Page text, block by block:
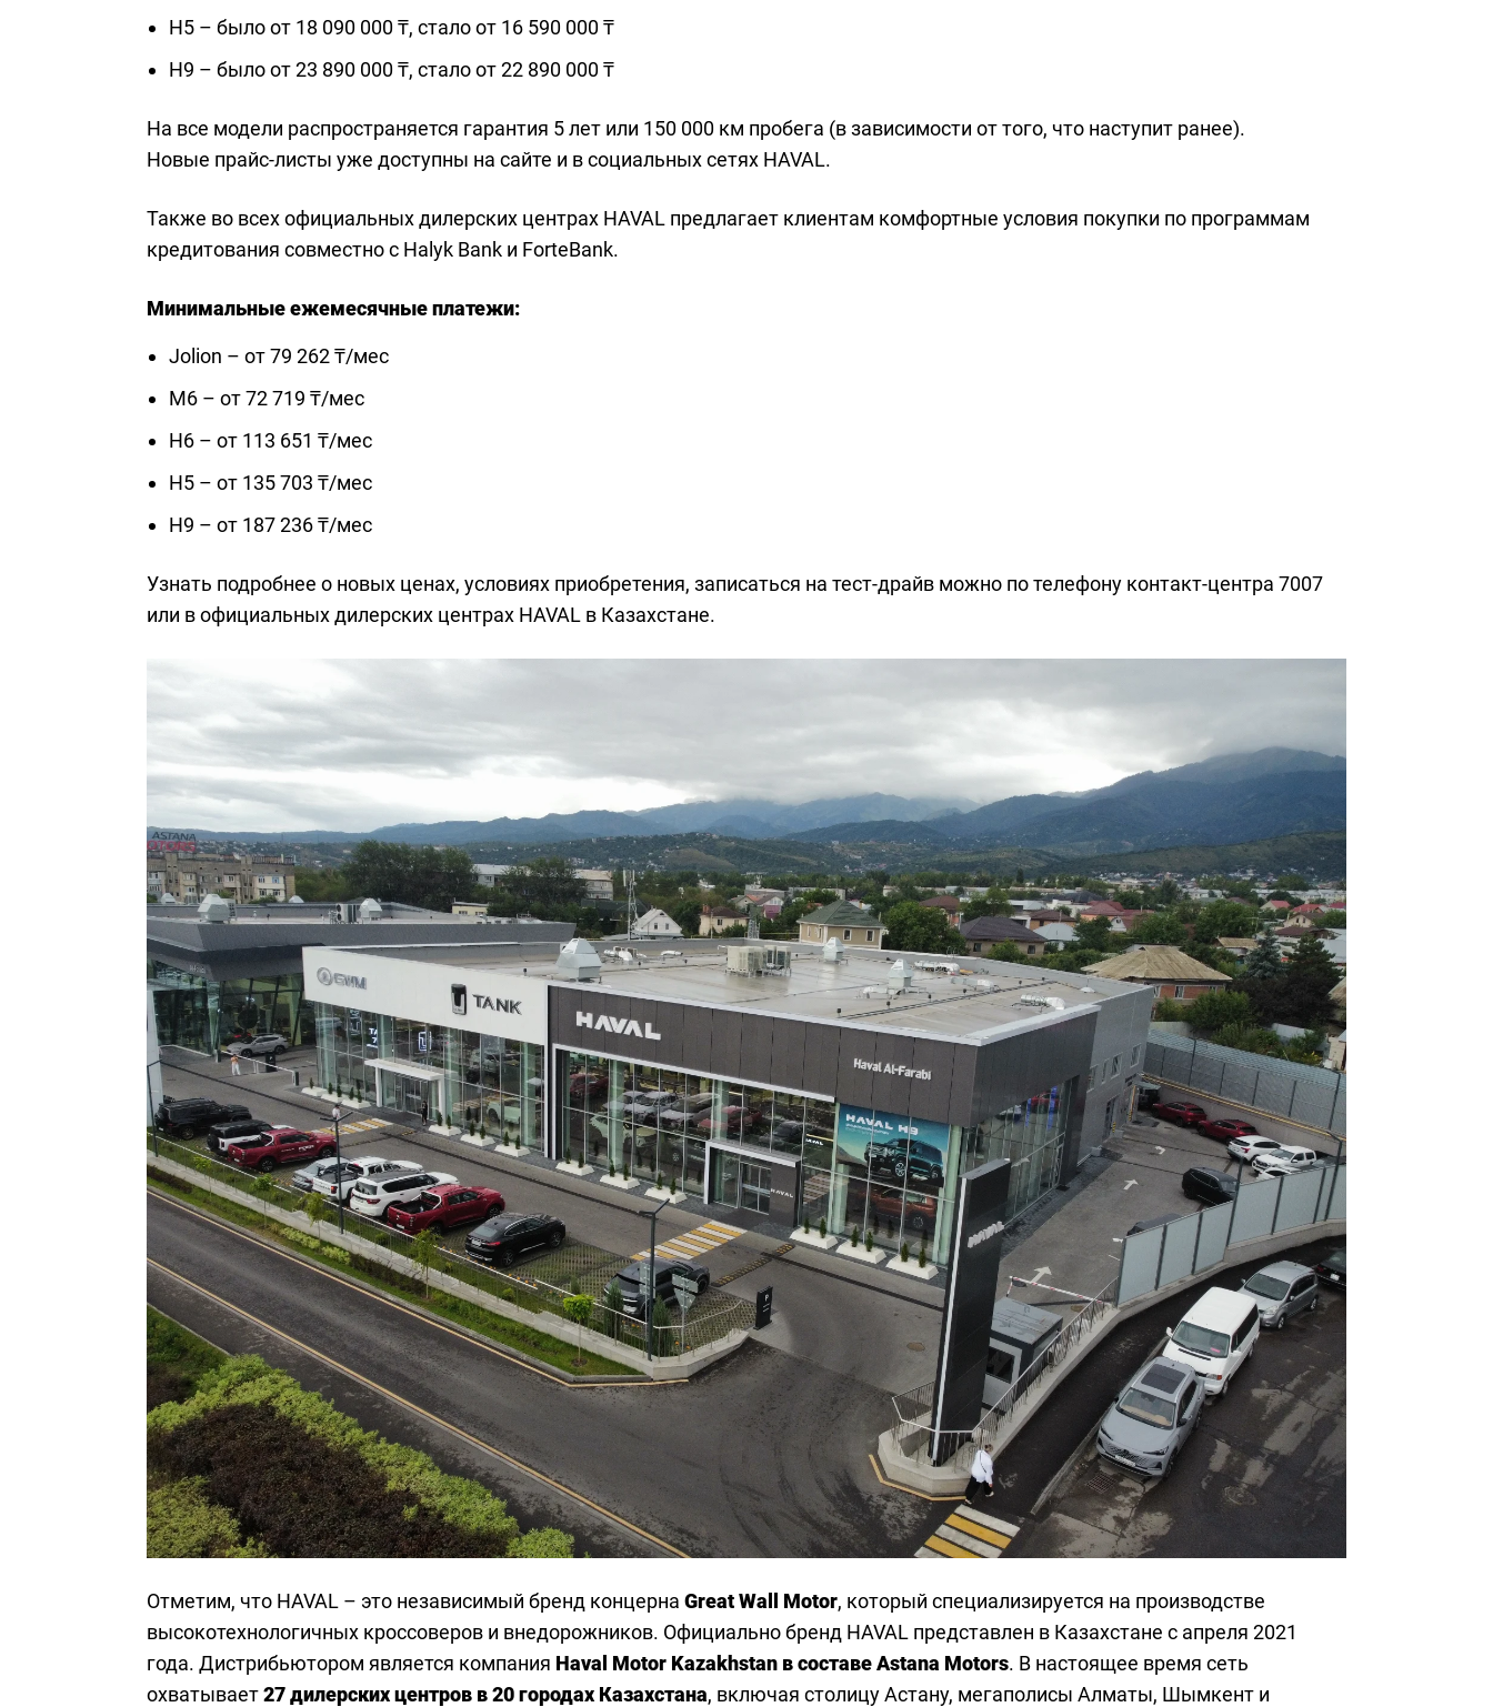
H5 – было от 18 090 000 ₸, стало от 16 590 000 ₸
H9 – было от 23 890 000 ₸, стало от 22 890 000 ₸
На все модели распространяется гарантия 5 лет или 150 000 км пробега (в зависимости от того, что наступит ранее).
Новые прайс-листы уже доступны на сайте и в социальных сетях HAVAL.
Также во всех официальных дилерских центрах HAVAL предлагает клиентам комфортные условия покупки по программам
кредитования совместно с Halyk Bank и ForteBank.
Минимальные ежемесячные платежи:
Jolion – от 79 262 ₸/мес
M6 – от 72 719 ₸/мес
H6 – от 113 651 ₸/мес
H5 – от 135 703 ₸/мес
H9 – от 187 236 ₸/мес
Узнать подробнее о новых ценах, условиях приобретения, записаться на тест-драйв можно по телефону контакт-центра 7007
или в официальных дилерских центрах HAVAL в Казахстане.
Отметим, что HAVAL – это независимый бренд концерна Great Wall Motor, который специализируется на производстве
высокотехнологичных кроссоверов и внедорожников. Официально бренд HAVAL представлен в Казахстане с апреля 2021
года. Дистрибьютором является компания Haval Motor Kazakhstan в составе Astana Motors. В настоящее время сеть
охватывает27 дилерских центров в 20 городах Казахстана, включая столицу Астану, мегаполисы Алматы, Шымкент и